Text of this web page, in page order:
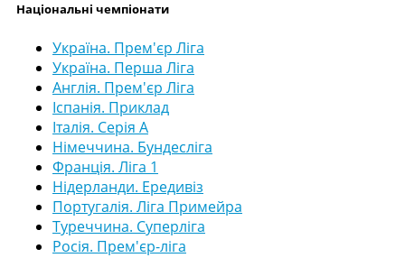
Національні чемпіонати
Україна. Прем'єр Ліга
Україна. Перша Ліга
Англія. Прем'єр Ліга
Іспанія. Приклад
Італія. Серія А
Німеччина. Бундесліга
Франція. Ліга 1
Нідерланди. Ередивіз
Португалія. Ліга Примейра
Туреччина. Суперліга
Росія. Прем'єр-ліга